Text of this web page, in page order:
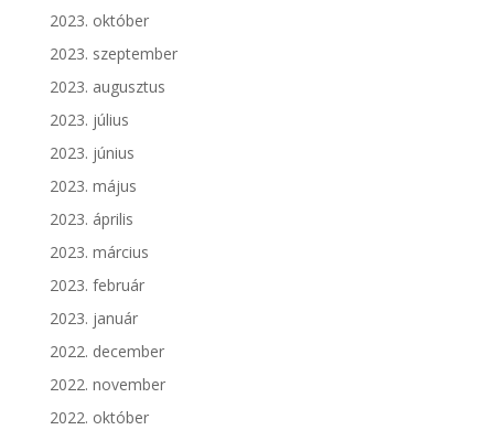
2023. október
2023. szeptember
2023. augusztus
2023. július
2023. június
2023. május
2023. április
2023. március
2023. február
2023. január
2022. december
2022. november
2022. október